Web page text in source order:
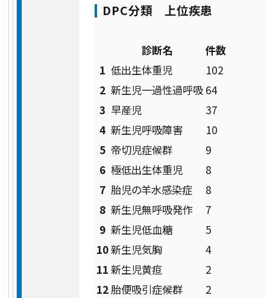
急病救急部
病理診断科
集中治療部
中央検査部
健診センター
人工透析センター
ロボット手術センター
DPC分類 上位疾患
診断名
件数
1 低出生体重児
102
2 新生児一過性過呼吸 64
3 早産児
37
4 新生児呼吸障害
10
5 帝切児症候群
9
6 極低出生体重児
8
7 胎児の羊水感染症
8
8 新生児無呼吸発作
7
9 新生児低血糖
5
10新生児気胸
4
11 新生児黄疸
2
12胎便吸引症候群 2